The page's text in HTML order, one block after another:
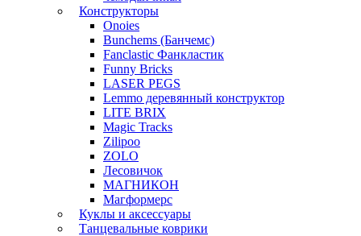
Конструкторы
Onoies
Bunchems (Банчемс)
Fanclastic Фанкластик
Funny Bricks
LASER PEGS
Lemmo деревянный конструктор
LITE BRIX
Magic Tracks
Zilipoo
ZOLO
Лесовичок
МАГНИКОН
Магформерс
Куклы и аксессуары
Танцевальные коврики